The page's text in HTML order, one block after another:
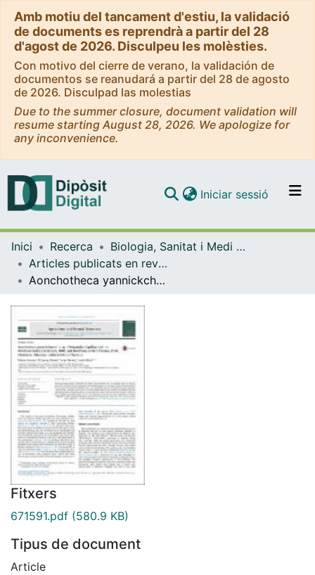
Amb motiu del tancament d'estiu, la validació
de documents es reprendrà a partir del 28
d'agost de 2026. Disculpeu les molèsties.
Con motivo del cierre de verano, la validación de
documentos se reanudará a partir del 28 de agosto
de 2026. Disculpad las molestias
Due to the summer closure, document validation will
resume starting August 28, 2026. We apologize for
any inconvenience.
Navega per tot el DD
Com publicar
Iniciar sessió (current)
Inici Recerca
Biologia, Sanitat i Medi Ambient
Articles publicats en revistes (Biologia, Sanitat i Medi Ambient)
Aonchotheca yannickchavali n. sp. (Nematoda: Capillariidae) in Bandicota indica (Bechstein, 1800) and Bandicota savilei (Thomas, 1916) from Thailand
Fitxers
671591.pdf (580.9 KB)
Tipus de document
Article